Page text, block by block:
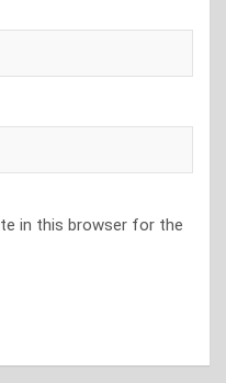
in this browser for the